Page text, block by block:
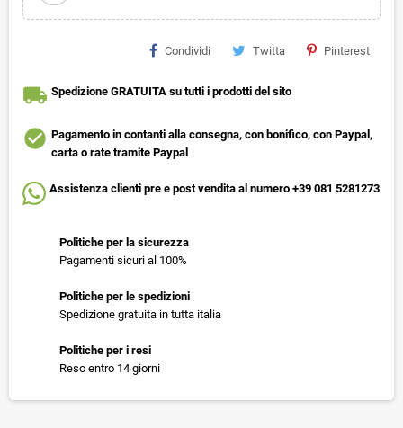
Condividi Twitta Pinterest
local_shipping Spedizione GRATUITA su tutti i prodotti del sito
check_circle Pagamento in contanti alla consegna, con bonifico, con Paypal,
carta o rate tramite Paypal
Assistenza clienti pre e post vendita al numero +39 081 5281273
Politiche per la sicurezza
Pagamenti sicuri al 100%
Politiche per le spedizioni
Spedizione gratuita in tutta italia
Politiche per i resi
Reso entro 14 giorni